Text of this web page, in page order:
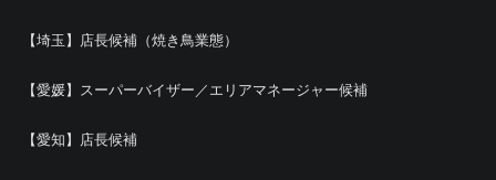
【埼玉】店長候補（焼き鳥業態）
【愛媛】スーパーバイザー／エリアマネージャー候補
【愛知】店長候補